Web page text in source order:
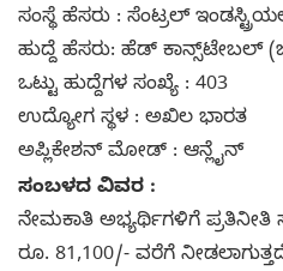
ಸಂಸ್ಥೆ ಹೆಸರು : ಸೆಂಟ್ರಲ್
ಹುದ್ದೆ ಹೆಸರು: ಹೆಡ್ ಕಾನ್ಸ್‌ಟೇಬಲ್
ಒಟ್ಟು ಹುದ್ದೆಗಳ ಸಂಖ್ಯೆ : 403
ಉದ್ಯೋಗ ಸ್ಥಳ : ಅಖಿಲ ಭಾರತ
ಅಪ್ಲಿಕೇಶನ್ ಮೋಡ್ : ಆನ್ಲೈನ್
ಸಂಬಳದ ವಿವರ :
ನೇಮಕಾತಿ ಅಭ್ಯರ್ಥಿಗಳಿಗೆ ಪ್ರತಿನೀತಿ
ರೂ. 81,100/- ವರೆಗೆ